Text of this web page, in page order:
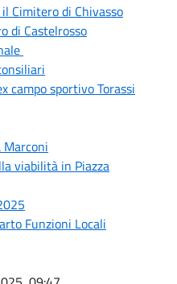
Cimitero di Chivasso
di Castelrosso
campo sportivo Torassi
viabilità in Piazza
Funzioni Locali